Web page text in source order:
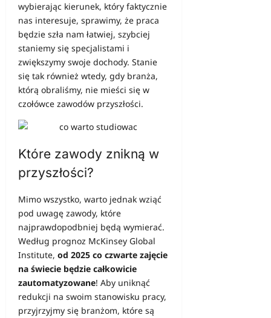
wybierając kierunek, który faktycznie
nas interesuje, sprawimy, że praca
będzie szła nam łatwiej, szybciej
staniemy się specjalistami i
zwiększymy swoje dochody. Stanie
się tak również wtedy, gdy branża,
którą obraliśmy, nie mieści się w
czołówce zawodów przyszłości.
Które zawody znikną w
przyszłości?
Mimo wszystko, warto jednak wziąć
pod uwagę zawody, które
najprawdopodbniej będą wymierać.
Według prognoz McKinsey Global
Institute, od 2025 co czwarte zajęcie
na świecie będzie całkowicie
zautomatyzowane! Aby uniknąć
redukcji na swoim stanowisku pracy,
przyjrzyjmy się branżom, które są